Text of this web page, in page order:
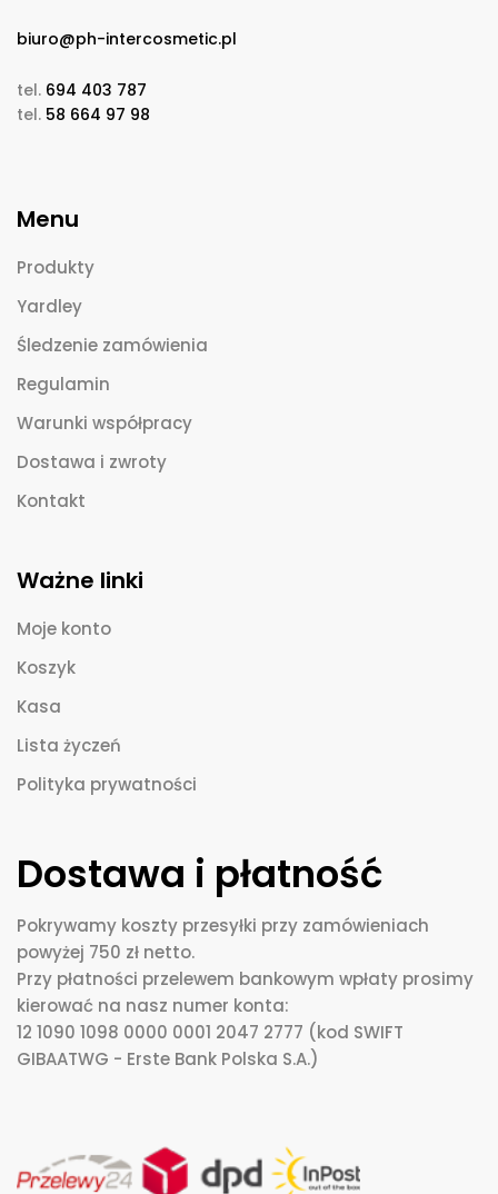
biuro@ph-intercosmetic.pl
tel. 694 403 787
tel. 58 664 97 98
Menu
Produkty
Yardley
Śledzenie zamówienia
Regulamin
Warunki współpracy
Dostawa i zwroty
Kontakt
Ważne linki
Moje konto
Koszyk
Kasa
Lista życzeń
Polityka prywatności
Dostawa i płatność
Pokrywamy koszty przesyłki przy zamówieniach
powyżej 750 zł netto.
Przy płatności przelewem bankowym wpłaty prosimy
kierować na nasz numer konta:
12 1090 1098 0000 0001 2047 2777 (kod SWIFT
GIBAATWG - Erste Bank Polska S.A.)